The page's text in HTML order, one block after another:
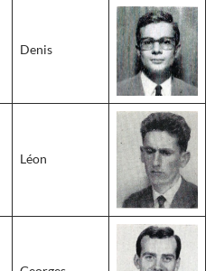
Denis
Léon